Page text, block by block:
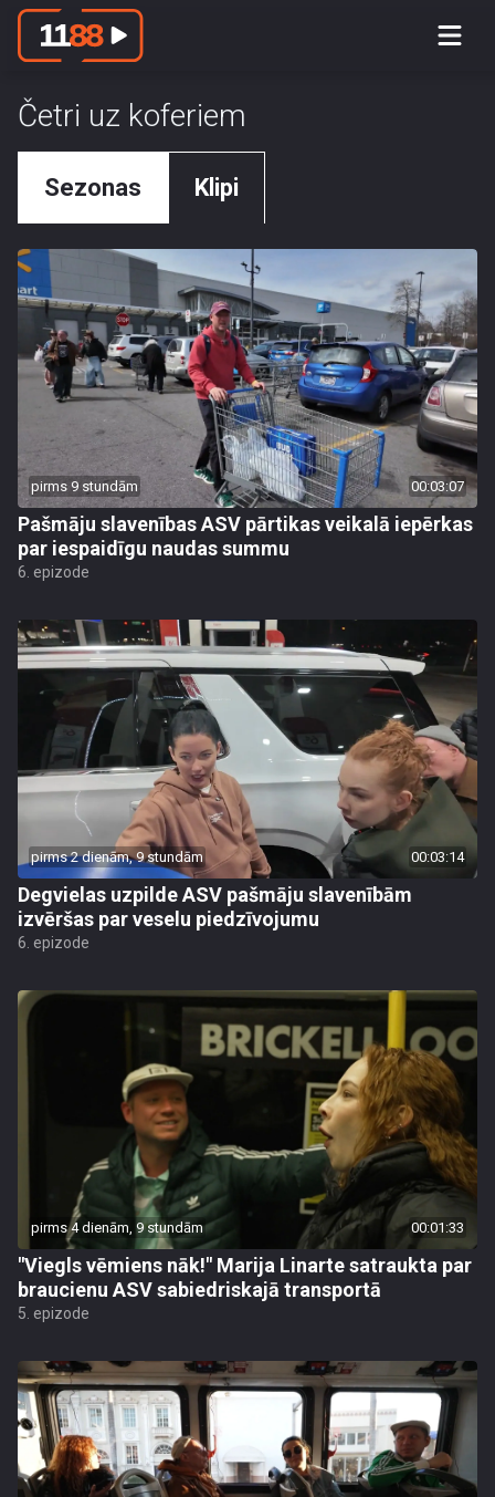
Četri uz koferiem
Sezonas Klipi
pirms 9 stundām 00:03:07
Pašmāju slavenības ASV pārtikas veikalā iepērkas
par iespaidīgu naudas summu
6. epizode
pirms 2 dienām, 9 stundām 00:03:14
Degvielas uzpilde ASV pašmāju slavenībām
izvēršas par veselu piedzīvojumu
6. epizode
pirms 4 dienām, 9 stundām 00:01:33
"Viegls vēmiens nāk!" Marija Linarte satraukta par
braucienu ASV sabiedriskajā transportā
5. epizode